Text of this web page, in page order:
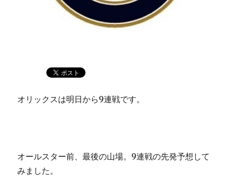
オリックスは明日から9連戦です。
オールスター前、最後の山場。9連戦の先発予想して
みました。